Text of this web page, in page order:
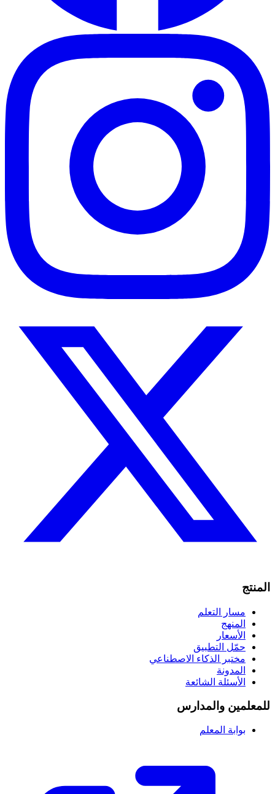
المنتج
مسار التعلم
المنهج
الأسعار
حمّل التطبيق
مختبر الذكاء الاصطناعي
المدونة
الأسئلة الشائعة
للمعلمين والمدارس
بوابة المعلم